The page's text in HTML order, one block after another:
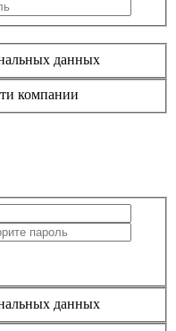
данных
компании
данных